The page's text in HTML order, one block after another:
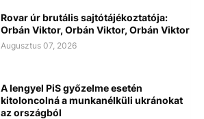
Rovar úr brutális sajtótájékoztatója:
Orbán Viktor, Orbán Viktor, Orbán Viktor
Augusztus 07, 2026
A lengyel PiS győzelme esetén
kitoloncolná a munkanélküli ukránokat
az országból